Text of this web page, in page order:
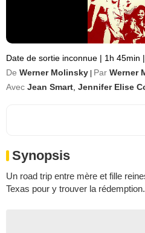
Date de sortie inconnue | 1h 45min |
De Werner Molinsky Par Werner
Avec Jean Smart Jennifer Elise
Synopsis
Un road trip entre mère et fille
Texas pour y trouver la rédemption.